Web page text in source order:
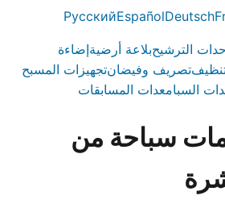
Deutsch
Español
Русский
الترشيحبلاعة أرضيةإضاءة
تصريف وفيضانتجهيزات المسبح
السبامعدات المسابقات
سباحة من